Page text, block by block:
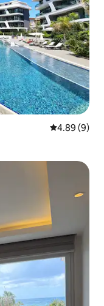
औसत रेटिंग 5 में
4.89 (9)